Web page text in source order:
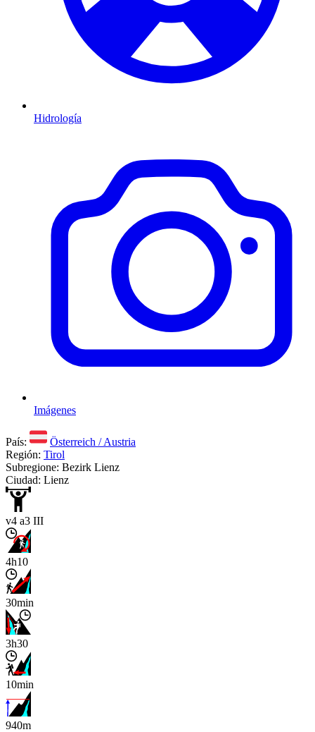
Hidrología
Imágenes
País:
Österreich / Austria
Región: Tirol
Subregione: Bezirk Lienz
Ciudad: Lienz
v4 a3 III
4h10
30min
3h30
10min
940m